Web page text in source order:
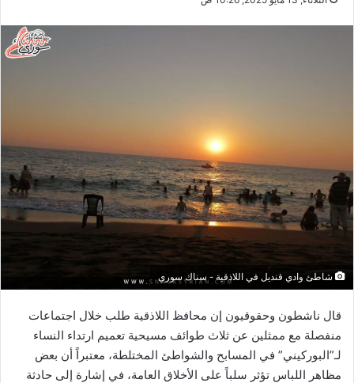
شاطئ وادي قنديل في اللاذقية - سناك سوري
قال ناشطون وحقوقيون إن محافظ اللاذقية طلب خلال اجتماعات
منفصلة مع ممثلين عن ثلاث طوائف مسيحية تعميم ارتداء النساء
لـ”البوركيني” في المسابح والشواطئ المختلطة، معتبراً أن بعض
مظاهر اللباس تؤثر سلباً على الأخلاق العامة، في إشارة إلى حادثة